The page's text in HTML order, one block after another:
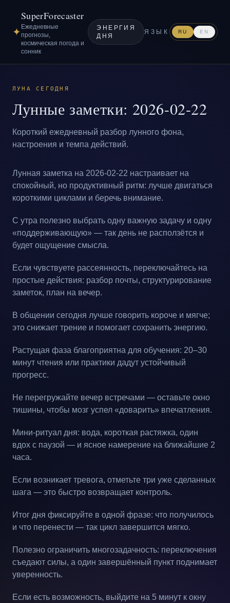
✦
SuperForecaster
Ежедневные
прогнозы,
космическая погода и
сонник
ЭНЕРГИЯ
ДНЯ
ЯЗЫК RU EN
ЛУНА СЕГОДНЯ
Лунные заметки: 2026-02-22
Короткий ежедневный разбор лунного фона,
настроения и темпа действий.
Лунная заметка на 2026-02-22 настраивает на
спокойный, но продуктивный ритм: лучше двигаться
короткими циклами и беречь внимание.
С утра полезно выбрать одну важную задачу и одну
«поддерживающую» — так день не расползётся и
будет ощущение смысла.
Если чувствуете рассеянность, переключайтесь на
простые действия: разбор почты, структурирование
заметок, план на вечер.
В общении сегодня лучше говорить короче и мягче;
это снижает трение и помогает сохранить энергию.
Растущая фаза благоприятна для обучения: 20–30
минут чтения или практики дадут устойчивый
прогресс.
Не перегружайте вечер встречами — оставьте окно
тишины, чтобы мозг успел «доварить» впечатления.
Мини-ритуал дня: вода, короткая растяжка, один
вдох с паузой — и ясное намерение на ближайшие 2
часа.
Если возникает тревога, отметьте три уже сделанных
шага — это быстро возвращает контроль.
Итог дня фиксируйте в одной фразе: что получилось
и что перенести — так цикл завершится мягко.
Полезно ограничить многозадачность: переключения
съедают силы, а один завершённый пункт поднимает
уверенность.
Если есть возможность, выйдите на 5 минут к окну